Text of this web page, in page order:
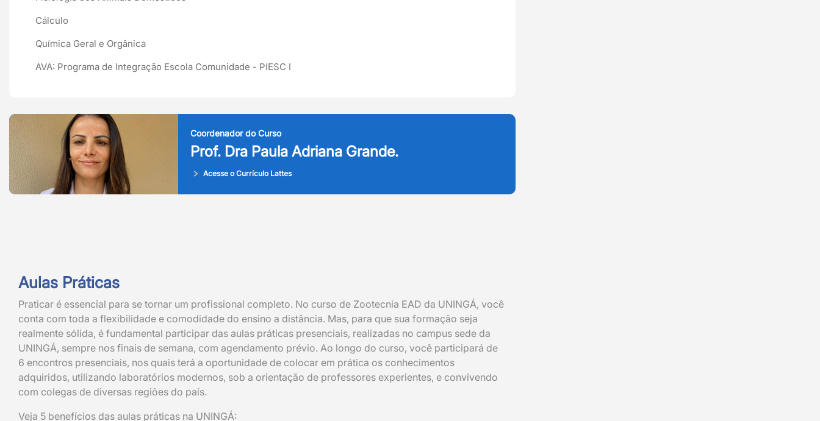
Cálculo
Química Geral e Orgânica
AVA: Programa de Integração Escola Comunidade - PIESC I
Coordenador do Curso
Prof. Dra Paula Adriana Grande.
Acesse o Currículo Lattes
Aulas Práticas
Praticar é essencial para se tornar um profissional completo. No curso de Zootecnia EAD da UNINGÁ, você
conta com toda a flexibilidade e comodidade do ensino a distância. Mas, para que sua formação seja
realmente sólida, é fundamental participar das aulas práticas presenciais, realizadas no campus sede da
UNINGÁ, sempre nos finais de semana, com agendamento prévio. Ao longo do curso, você participará de
6 encontros presenciais, nos quais terá a oportunidade de colocar em prática os conhecimentos
adquiridos, utilizando laboratórios modernos, sob a orientação de professores experientes, e convivendo
com colegas de diversas regiões do país.
Veja 5 benefícios das aulas práticas na UNINGÁ: